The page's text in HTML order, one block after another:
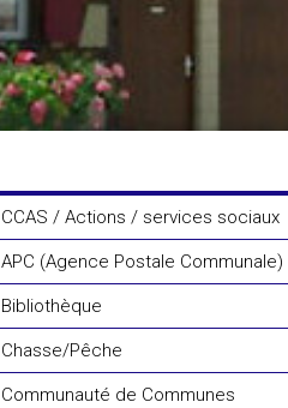
CCAS / Actions / services sociaux
APC (Agence Postale Communale)
Bibliothèque
Chasse/Pêche
Communauté de Communes